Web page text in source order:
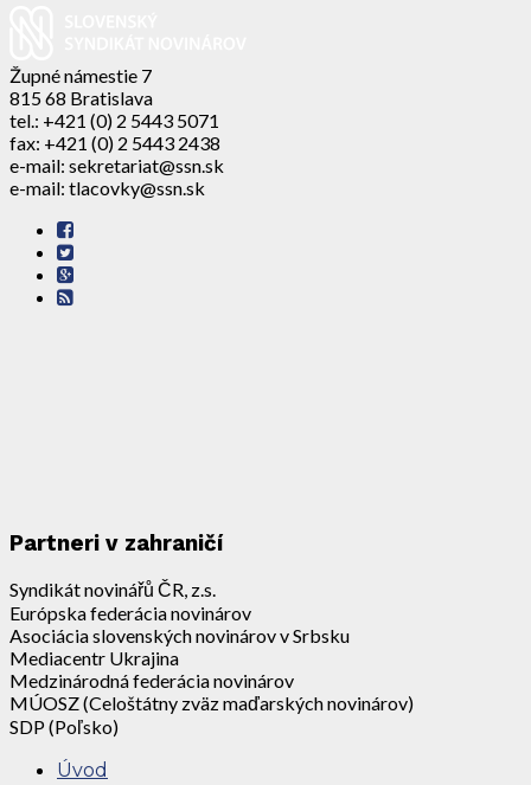
Župné námestie 7
815 68 Bratislava
tel.: +421 (0) 2 5443 5071
fax: +421 (0) 2 5443 2438
e-mail: sekretariat@ssn.sk
e-mail: tlacovky@ssn.sk
Partneri v zahraničí
Syndikát novinářů ČR, z.s.
Európska federácia novinárov
Asociácia slovenských novinárov v Srbsku
Mediacentr Ukrajina
Medzinárodná federácia novinárov
MÚOSZ (Celoštátny zväz maďarských novinárov)
SDP (Poľsko)
Úvod